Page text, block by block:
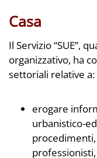
Casa
Il Servizio “SUE”,
organizzativo, ha
settoriali relative a:
erogare
urbanistico-